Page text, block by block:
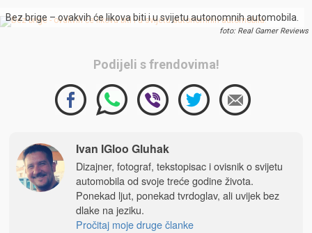
Bez brige – ovakvih će likova biti i u svijetu autonomnih automobila.
foto: Real Gamer Reviews
Podijeli s frendovima!
Ivan IGloo Gluhak
Dizajner, fotograf, tekstopisac i ovisnik o svijetu
automobila od svoje treće godine života.
Ponekad ljut, ponekad tvrdoglav, ali uvijek bez
dlake na jeziku.
Pročitaj moje druge članke